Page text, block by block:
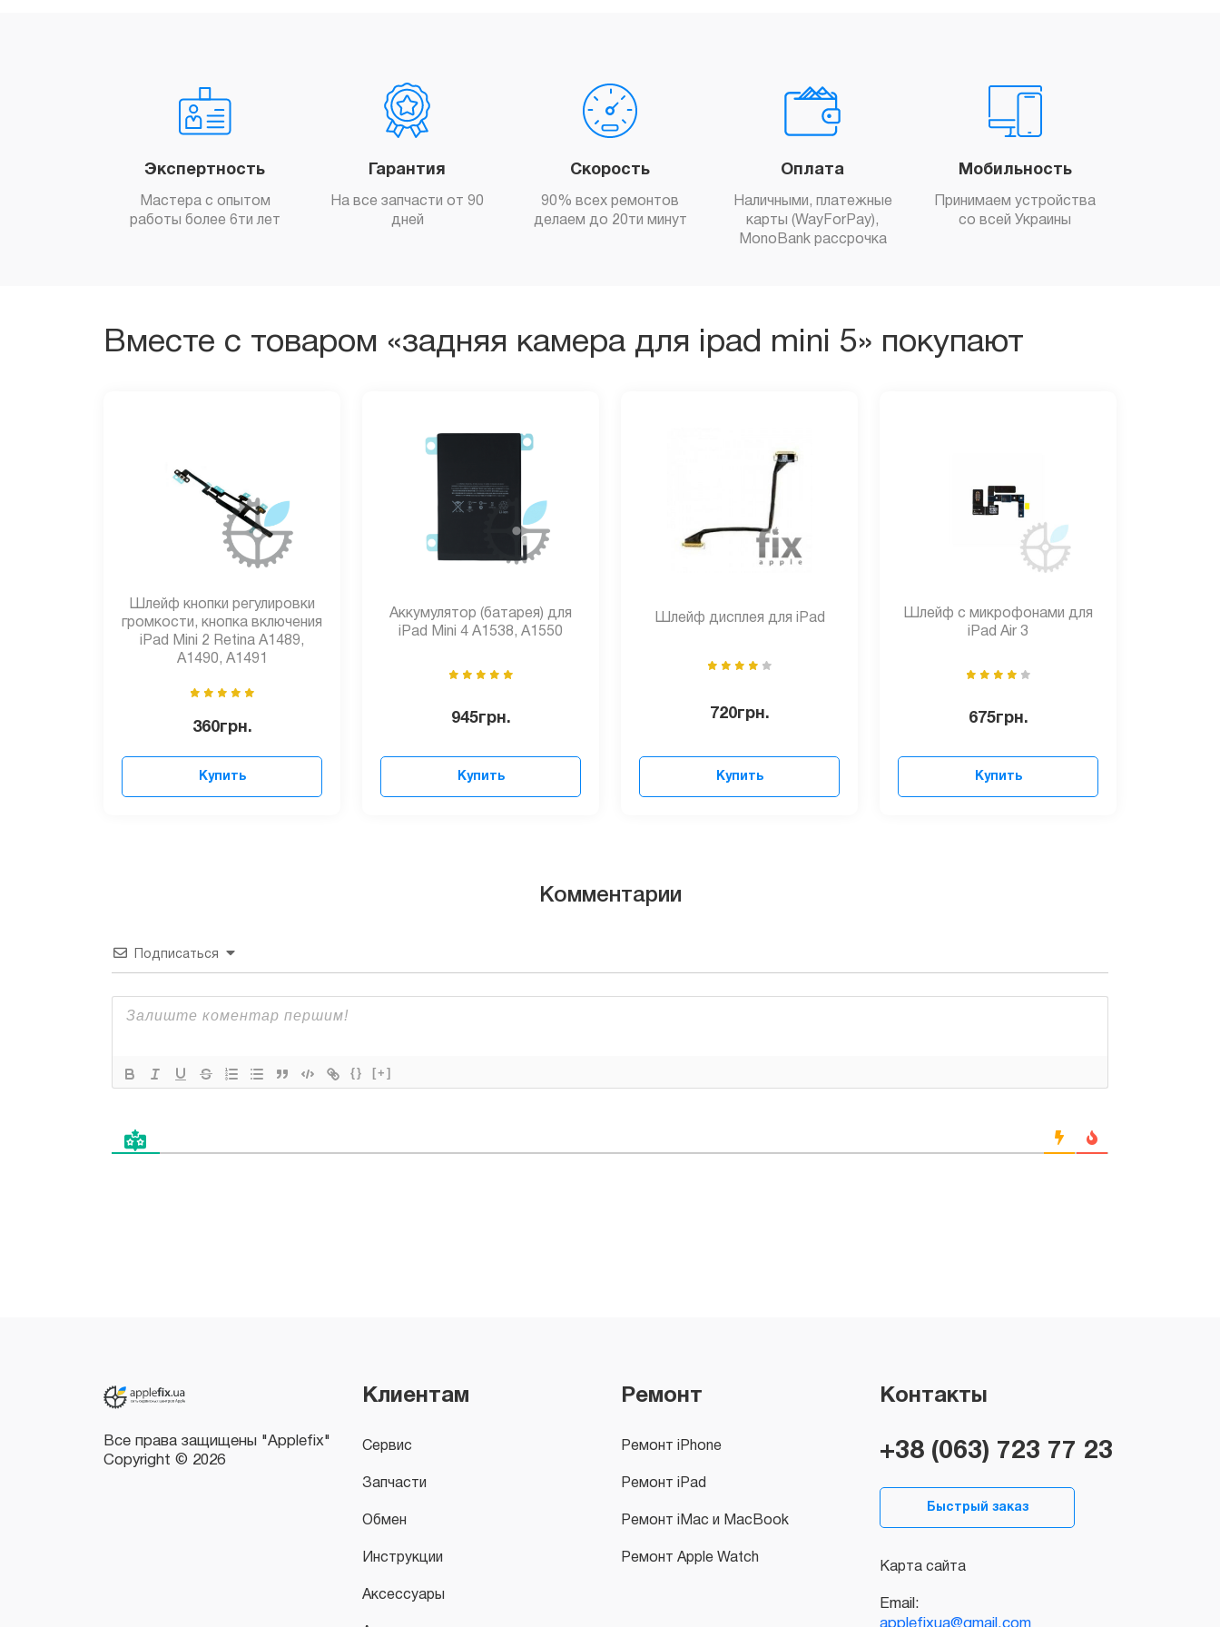
Экспертность
Мастера с опытом
работы более 6ти лет
Гарантия
На все запчасти от 90
дней
Скорость
90% всех ремонтов
делаем до 20ти минут
Оплата
Наличными, платежные
карты (WayForPay),
MonoBank рассрочка
Мобильность
Принимаем устройства
со всей Украины
Вместе с товаром «задняя камера для ipad mini 5» покупают
Шлейф кнопки регулировки
громкости, кнопка включения
iPad Mini 2 Retina A1489,
A1490, A1491
360грн.
Купить
Аккумулятор (батарея) для
iPad Mini 4 A1538, A1550
945грн.
Купить
Шлейф дисплея для iPad
720грн.
Купить
Шлейф с микрофонами для
iPad Air 3
675грн.
Купить
Комментарии
Подписаться
{} [+]
Клиентам
Сервис
Запчасти
Обмен
Инструкции
Аксессуары
Ремонт
Ремонт iPhone
Ремонт iPad
Ремонт iMac и MacBook
Ремонт Apple Watch
Контакты
+38 (063) 723 77 23
Быстрый заказ
Карта сайта
Email:
applefixua@gmail.com